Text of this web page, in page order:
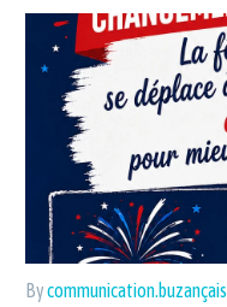
Bycommunication.buzançais